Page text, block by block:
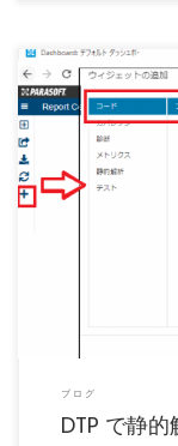
Jtest を含めた Parasoft
ません […]
ブログ
DTP で静